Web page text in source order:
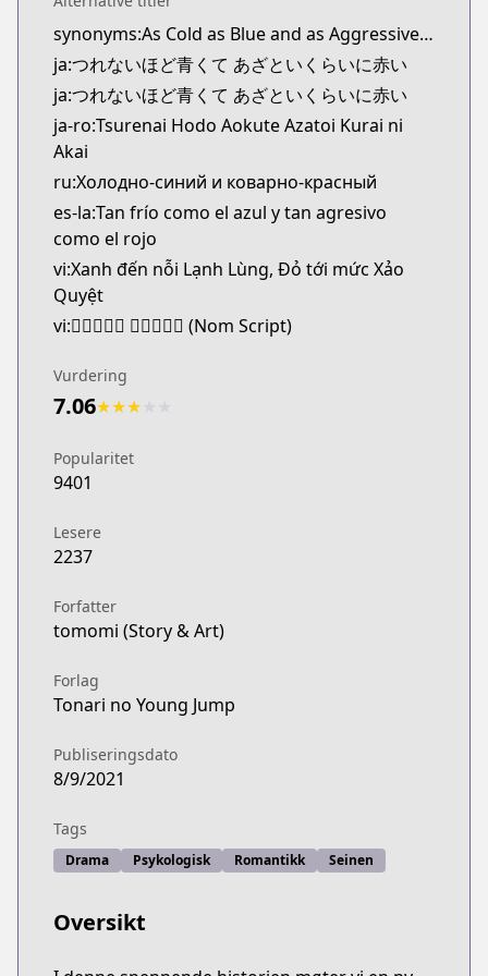
Kitsu
https://kitsu.app/manga/61796
CDJapan
CDJapan
https://www.anime-planet.com/manga/https://
MangaUpdates
MangaUpdates
https://www.mangaupdates.com/
Book☆Walker
Book☆Walker
https://bookwalker.jp/series/336839/list
synonyms:As Cold as Blue and as Aggressive as Red,Cold Blue, Hot Red
ja:つれないほど青くて あざといくらいに赤い
ja:つれないほど青くて あざといくらいに赤い
ja-ro:Tsurenai Hodo Aokute Azatoi Kurai ni
Akai
ru:Холодно-синий и коварно-красный
es-la:Tan frío como el azul y tan agresivo
como el rojo
vi:Xanh đến nỗi Lạnh Lùng, Đỏ tới mức Xảo
Quyệt
vi:𩇢𦤾馁𨗺𡫶 𧹼細墨巧譎 (Nom Script)
Vurdering
7.06★★★
Popularitet
9401
Lesere
2237
Forfatter
tomomi (Story & Art)
Forlag
Tonari no Young Jump
Publiseringsdato
8/9/2021
Tags
Drama Psykologisk Romantikk Seinen
Oversikt